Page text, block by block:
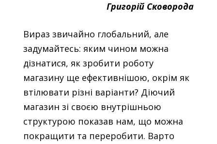
Григорій Сковорода
Вираз звичайно глобальний, але
задумайтесь: яким чином можна
дізнатися, як зробити роботу
магазину ще ефективнішою, окрім як
втілювати різні варіанти? Діючий
магазин зі своєю внутрішньою
структурою показав нам, що можна
покращити та переробити. Варто